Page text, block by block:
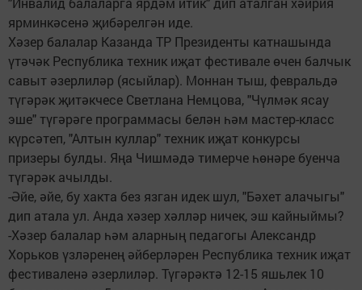
ярминкәсенә җибәрелгән иде.
Хәзер балалар Казанда ТР Президенты катнашында
үтәчәк Республика техник иҗат фестивале өчен балчык
савыт әзерлиләр (ясыйлар). Моннан тыш, февральдә
түгәрәк җитәкчесе Светлана Немцова, "Чүлмәк ясау
эше" түгәрәге программасы белән һәм мастер-класс
күрсәтеп, "Алтын куллар" техник иҗат конкурсы
призеры булды. Яңа Чишмәдә тимерче һөнәре буенча
түгәрәк ачылды.
-Әйе, әйе, бу хакта без язган идек шул, "Бәхет алачыгы"
дип атала ул. Анда хәзер хәлләр ничек, эш кайныймы?
-Хәзер балалар һәм аларның педагогы Александр
Хорьков үзләренең әйберләрен Республика техник иҗат
фестиваленә әзерлиләр. Түгәрәктә 12-15 яшьлек 10